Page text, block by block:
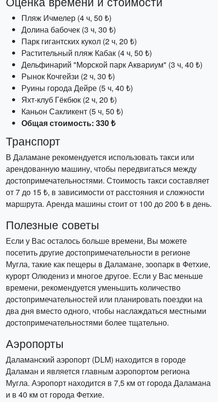
Пляж Ичмелер (4 ч, 50 ₺)
Долина бабочек (3 ч, 30 ₺)
Парк гигантских кукол (2 ч, 20 ₺)
Растительный пляж Кабак (4 ч, 50 ₺)
Дельфинарий "Морской парк Аквариум" (3 ч, 40 ₺)
Рынок Кочгейзи (2 ч, 30 ₺)
Руины города Дейре (5 ч, 40 ₺)
Яхт-клуб Гёкбюк (2 ч, 20 ₺)
Каньон Сакликент (5 ч, 50 ₺)
Общая стоимость: 330 ₺
Транспорт
В Даламане рекомендуется использовать такси или
арендованную машину, чтобы передвигаться между
достопримечательностями. Стоимость такси составляет
от 7 до 15 ₺, в зависимости от расстояния и сложности
маршрута. Аренда машины стоит от 100 до 200 ₺ в день.
Полезные советы
Если у Вас осталось больше времени, Вы можете
посетить другие достопримечательности в регионе
Мугла, такие как пещеры в Даламане, зоопарк в Фетхие,
курорт Олюдениз и многое другое. Если у Вас меньше
времени, рекомендуется уменьшить количество
достопримечательностей или планировать поездки на
два дня вместо одного, чтобы наслаждаться местными
достопримечательностями более тщательно.
Аэропорты
Даламанский аэропорт (DLM) находится в городе
Даламан и является главным аэропортом региона
Мугла. Аэропорт находится в 7,5 км от города Даламана
и в 40 км от города Фетхие.